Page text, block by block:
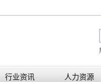
行业资讯 人力资源